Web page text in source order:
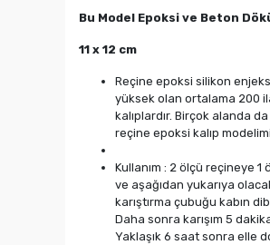
Bu Model Epoksi ve Beton
11 x 12 cm
Reçine epoksi silikon
yüksek olan ortalama 200
kalıplardır. Birçok alanda
reçine epoksi kalıp
Kullanım : 2 ölçü reçineye 1
ve aşağıdan yukarıya
karıştırma çubuğu kabın
Daha sonra karışım 5
Yaklaşık 6 saat sonra elle